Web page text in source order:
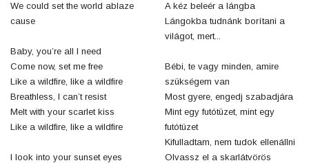
We could set the world ablaze
cause
Baby, you’re all I need
Come now, set me free
Like a wildfire, like a wildfire
Breathless, I can’t resist
Melt with your scarlet kiss
Like a wildfire, like a wildfire
I look into your sunset eyes
A kéz beleér a lángba
Lángokba tudnánk borítani a
világot, mert...
Bébi, te vagy minden, amire
szükségem van
Most gyere, engedj szabadjára
Mint egy futótüzet, mint egy
futótüzet
Kifulladtam, nem tudok ellenállni
Olvassz el a skarlátvörös